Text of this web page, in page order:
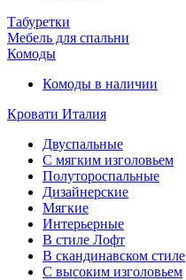
Табуретки
Мебель для спальни
Комоды
Комоды в наличии
Кровати Италия
Двуспальные
С мягким изголовьем
Полутороспальные
Дизайнерские
Мягкие
Интерьерные
В стиле Лофт
В скандинавском стиле
С высоким изголовьем